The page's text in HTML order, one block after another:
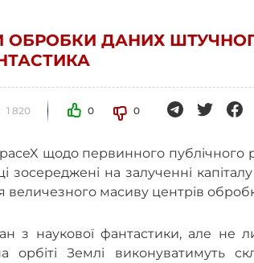
ДАНИХ
1 820 0 0
щодо первинного публічного
зосереджені на залученні
величезного масиву центрів
з наукової фантастики, але не
орбіті Землі виконуватимуть